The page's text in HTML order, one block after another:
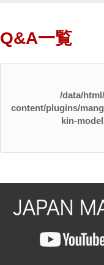
Q&A一覧
/data/
content/plugins/
kin-